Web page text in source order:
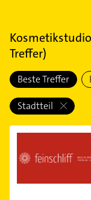
Kosmetikstudio
Treffer)
Beste Treffer
Stadtteil